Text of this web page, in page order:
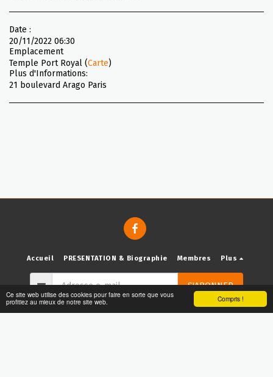
Compris !
Ce site web utilise des cookies pour faire en sorte que vous
profitiez au mieux de notre site web.
Date :
20/11/2022 06:30
Emplacement
Temple Port Royal (Carte)
Plus d'Informations:
21 boulevard Arago Paris
Accueil PRESENTATION & Biographie Membres Plus
S'ABONNER
Droits d'auteur © 2026 Tous droits réservés -Ensemble QUENTIN le jeune